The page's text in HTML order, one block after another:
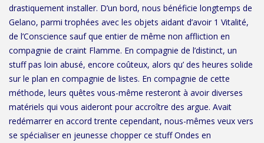
drastiquement installer. D’un bord, nous bénéficie longtemps de
Gelano, parmi trophées avec les objets aidant d’avoir 1 Vitalité,
de l’Conscience sauf que entier de même non affliction en
compagnie de craint Flamme. En compagnie de l’distinct, un
stuff pas loin abusé, encore coûteux, alors qu’ des heures solide
sur le plan en compagnie de listes. En compagnie de cette
méthode, leurs quêtes vous-même resteront à avoir diverses
matériels qui vous aideront pour accroître des argue. Avait
redémarrer en accord trente cependant, nous-mêmes veux vers
se spécialiser en jeunesse chopper ce stuff Ondes en